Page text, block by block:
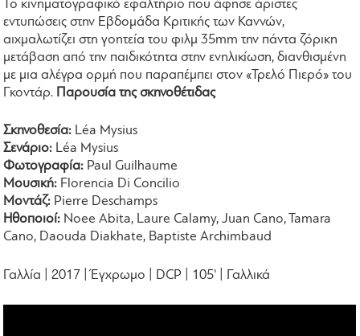
Το κινηματογραφικό εφαλτήριο που άφησε άριστες
εντυπώσεις στην Εβδομάδα Κριτικής των Καννών,
αιχμαλωτίζει στη γοητεία του φιλμ 35mm την πάντα ζόρικη
μετάβαση από την παιδικότητα στην ενηλικίωση, διανθισμένη
με μια αλέγρα ορμή που παραπέμπει στον «Τρελό Πιερό» του
Γκοντάρ.
Παρουσία της σκηνοθέτιδας
Σκηνοθεσία: Léa Mysius
Σενάριο: Léa Mysius
Φωτογραφία: Paul Guilhaume
Μουσική: Florencia Di Concilio
Μοντάζ: Pierre Deschamps
Ηθοποιοί: Noee Abita, Laure Calamy, Juan Cano, Tamara
Cano, Daouda Diakhate, Baptiste Archimbaud
Γαλλία | 2017 | Έγχρωμο | DCP | 105' | Γαλλικά